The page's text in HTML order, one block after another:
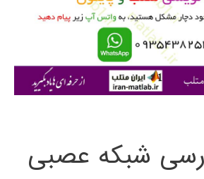
شبکه عصبی